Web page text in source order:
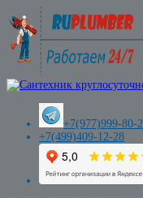
+7(977)999-80-
+7(499)409-12-28